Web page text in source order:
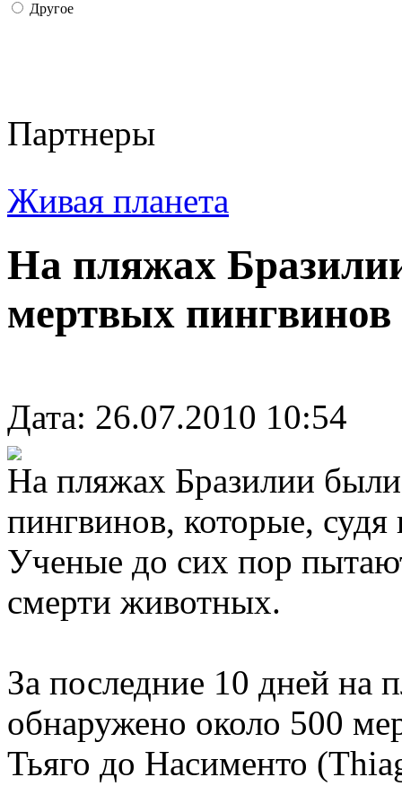
Другое
Партнеры
Живая планета
На пляжах
мертвых пингвинов
Дата: 26.07.2010 10:54
На пляжах Бразилии
пингвинов, которые,
Ученые до сих пор
смерти животных.
За последние 10 дней на
обнаружено около 500
Тьяго до Насименто